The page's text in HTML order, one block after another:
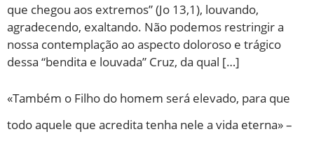
que chegou aos extremos” (Jo 13,1), louvando,
agradecendo, exaltando. Não podemos restringir a
nossa contemplação ao aspecto doloroso e trágico
dessa “bendita e louvada” Cruz, da qual […]
«Também o Filho do homem será elevado, para que
todo aquele que acredita tenha nele a vida eterna» –